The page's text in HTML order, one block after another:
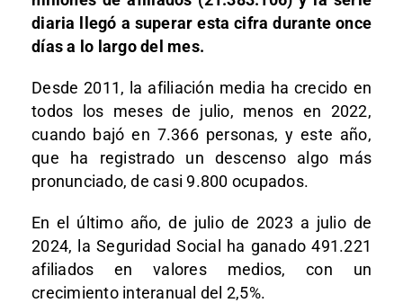
diaria llegó a superar esta cifra durante once
días a lo largo del mes.
Desde 2011, la afiliación media ha crecido en
todos los meses de julio, menos en 2022,
cuando bajó en 7.366 personas, y este año,
que ha registrado un descenso algo más
pronunciado, de casi 9.800 ocupados.
En el último año, de julio de 2023 a julio de
2024, la Seguridad Social ha ganado 491.221
afiliados en valores medios, con un
crecimiento interanual del 2,5%.